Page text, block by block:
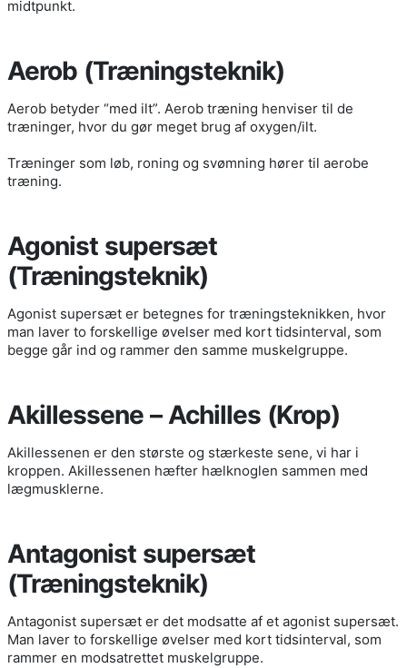
midtpunkt.
Aerob (Træningsteknik)
Aerob betyder “med ilt”. Aerob træning henviser til de
træninger, hvor du gør meget brug af oxygen/ilt.
Træninger som løb, roning og svømning hører til aerobe
træning.
Agonist supersæt
(Træningsteknik)
Agonist supersæt er betegnes for træningsteknikken, hvor
man laver to forskellige øvelser med kort tidsinterval, som
begge går ind og rammer den samme muskelgruppe.
Akillessene – Achilles (Krop)
Akillessenen er den største og stærkeste sene, vi har i
kroppen. Akillessenen hæfter hælknoglen sammen med
lægmusklerne.
Antagonist supersæt
(Træningsteknik)
Antagonist supersæt er det modsatte af et agonist supersæt.
Man laver to forskellige øvelser med kort tidsinterval, som
rammer en modsatrettet muskelgruppe.